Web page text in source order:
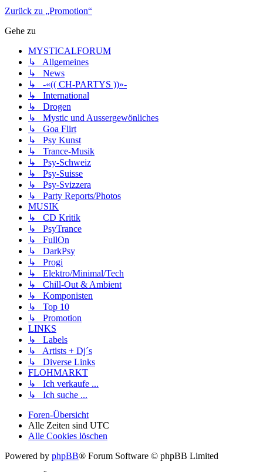
Zurück zu „Promotion“
Gehe zu
MYSTICALFORUM
↳ Allgemeines
↳ News
↳ -«(( CH-PARTYS ))»-
↳ International
↳ Drogen
↳ Mystic und Aussergewönliches
↳ Goa Flirt
↳ Psy Kunst
↳ Trance-Musik
↳ Psy-Schweiz
↳ Psy-Suisse
↳ Psy-Svizzera
↳ Party Reports/Photos
MUSIK
↳ CD Kritik
↳ PsyTrance
↳ FullOn
↳ DarkPsy
↳ Progi
↳ Elektro/Minimal/Tech
↳ Chill-Out & Ambient
↳ Komponisten
↳ Top 10
↳ Promotion
LINKS
↳ Labels
↳ Artists + Dj´s
↳ Diverse Links
FLOHMARKT
↳ Ich verkaufe ...
↳ Ich suche ...
Foren-Übersicht
Alle Zeiten sind UTC
Alle Cookies löschen
Powered by phpBB® Forum Software © phpBB Limited